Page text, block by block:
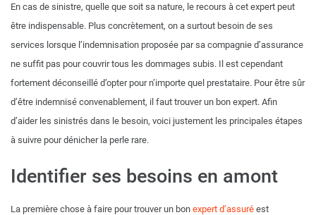
En cas de sinistre, quelle que soit sa nature, le recours à cet expert peut
être indispensable. Plus concrètement, on a surtout besoin de ses
services lorsque l’indemnisation proposée par sa compagnie d’assurance
ne suffit pas pour couvrir tous les dommages subis. Il est cependant
fortement déconseillé d’opter pour n’importe quel prestataire. Pour être sûr
d’être indemnisé convenablement, il faut trouver un bon expert. Afin
d’aider les sinistrés dans le besoin, voici justement les principales étapes
à suivre pour dénicher la perle rare.
Identifier ses besoins en amont
La première chose à faire pour trouver un bon expert d’assuré est